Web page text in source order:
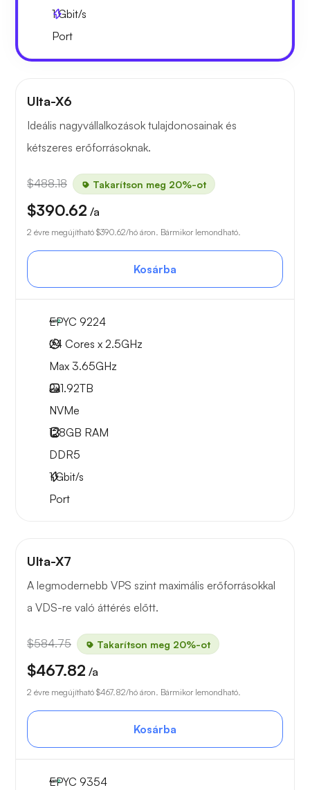
1Gbit/s
Port
Ulta-X6
Ideális nagyvállalkozások tulajdonosainak és
kétszeres erőforrásoknak.
$488.18 Takarítson meg 20%-ot
$390.62 /a
2 évre megújítható $390.62/hó áron. Bármikor lemondható.
Kosárba
EPYC 9224
24 Cores x 2.5GHz
Max 3.65GHz
2x1.92TB
NVMe
128GB RAM
DDR5
1Gbit/s
Port
Ulta-X7
A legmodernebb VPS szint maximális erőforrásokkal
a VDS-re való áttérés előtt.
$584.75 Takarítson meg 20%-ot
$467.82 /a
2 évre megújítható $467.82/hó áron. Bármikor lemondható.
Kosárba
EPYC 9354